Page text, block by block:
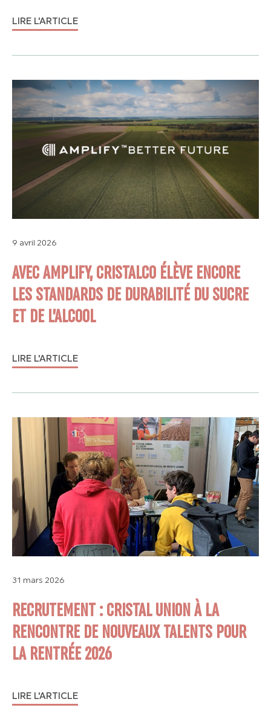
LIRE L'ARTICLE
9 avril 2026
AVEC AMPLIFY, CRISTALCO ÉLÈVE ENCORE
LES STANDARDS DE DURABILITÉ DU SUCRE
ET DE L’ALCOOL
LIRE L'ARTICLE
31 mars 2026
RECRUTEMENT : CRISTAL UNION À LA
RENCONTRE DE NOUVEAUX TALENTS POUR
LA RENTRÉE 2026
LIRE L'ARTICLE